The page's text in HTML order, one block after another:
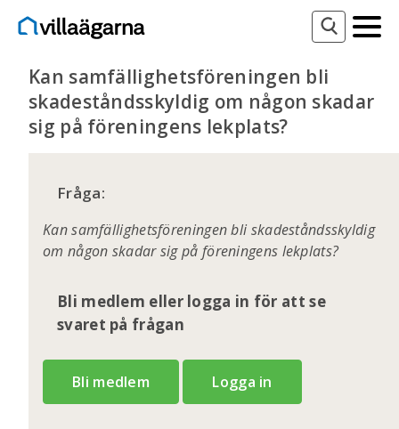
Kan samfällighetsföreningen bli
skadeståndsskyldig om någon skadar
sig på föreningens lekplats?
Fråga:
Kan samfällighetsföreningen bli skadeståndsskyldig
om någon skadar sig på föreningens lekplats?
Bli medlem eller logga in för att se
svaret på frågan
Bli medlem Logga in